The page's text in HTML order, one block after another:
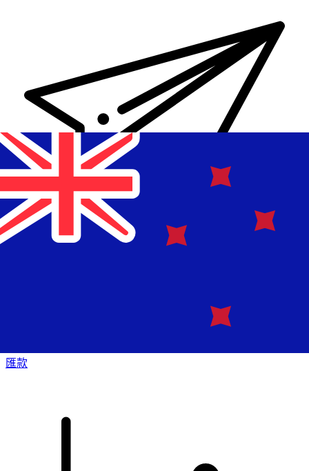
快捷安全地上網匯款。即時追蹤和通知外加靈活的遞送和付款
匯款